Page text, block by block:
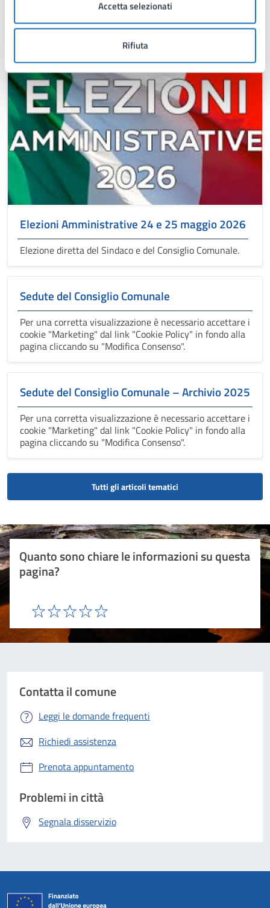
Accetta selezionati
Rifiuta
Articoli tematici
Elezioni Amministrative 24 e 25 maggio 2026
Elezione diretta del Sindaco e del Consiglio Comunale.
Sedute del Consiglio Comunale
Per una corretta visualizzazione è necessario accettare i
cookie "Marketing" dal link "Cookie Policy" in fondo alla
pagina cliccando su "Modifica Consenso".
Sedute del Consiglio Comunale – Archivio 2025
Per una corretta visualizzazione è necessario accettare i
cookie "Marketing" dal link "Cookie Policy" in fondo alla
pagina cliccando su "Modifica Consenso".
Tutti gli articoli tematici
Quanto sono chiare le informazioni su questa
pagina?
Valuta 5 stelle su 5
Valuta 4 stelle su 5
Valuta 3 stelle su 5
Valuta 2 stelle su 5
Valuta 1 stelle su 5
Contatta il comune
Leggi le domande frequenti
Richiedi assistenza
Prenota appuntamento
Problemi in città
Segnala disservizio